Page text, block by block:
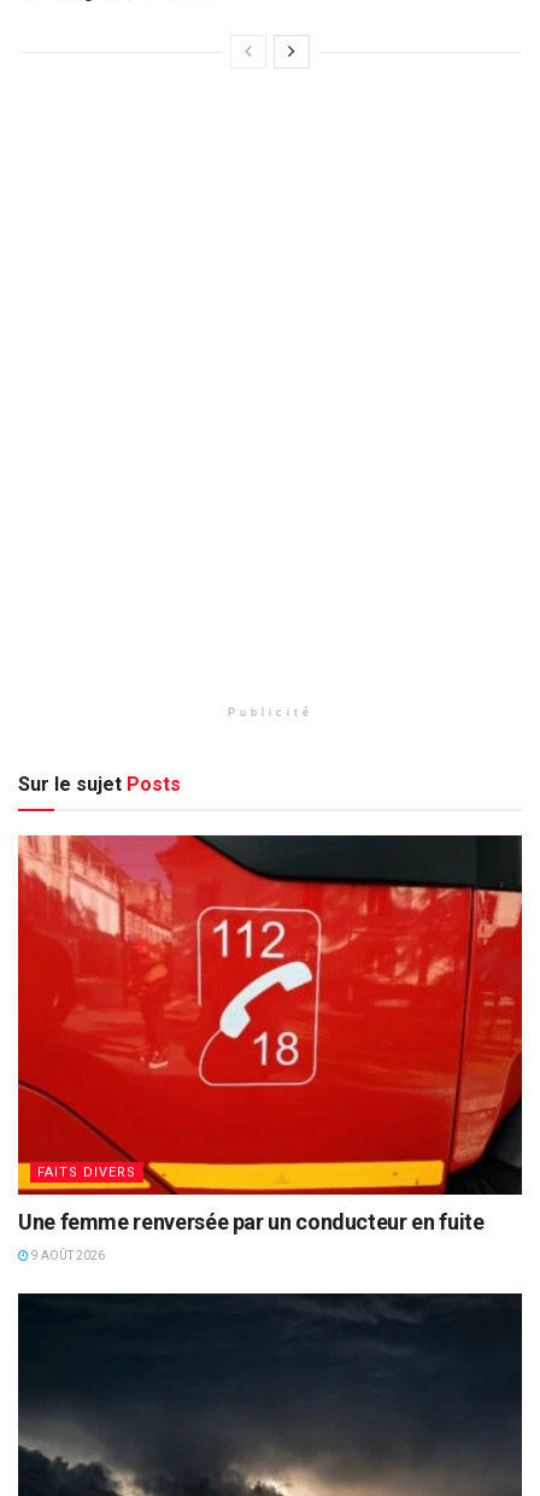
Publicité
Sur le sujet Posts
FAITS DIVERS
Une femme renversée par un conducteur en fuite
9 AOÛT 2026